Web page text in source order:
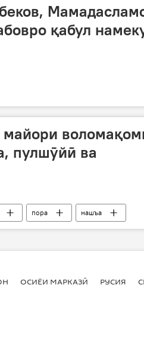
қабул
пулшӯйӣ ва
пора нашъа
ОСИЁИ МАРКАЗӢ РУСИЯ